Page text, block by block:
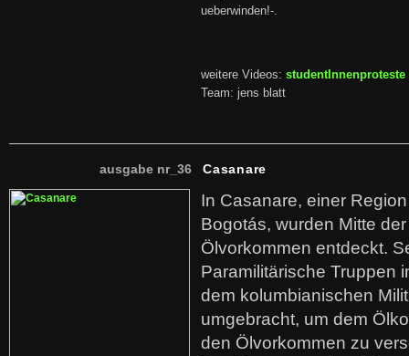
ueberwinden!-.
weitere Videos:
Team: jens blatt
ausgabe nr_36 Casanare
In Casanare, einer
Bogotás, wurden Mitte
Ölvorkommen entdeckt.
Paramilitärische Truppen
dem kolumbianischen
umgebracht, um dem
den Ölvorkommen zu